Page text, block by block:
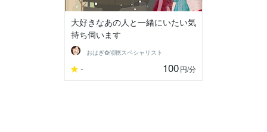
大好きなあの人と一緒にいたい気
持ち伺います
おはぎ✿傾聴スペシャリスト
- 100円/分